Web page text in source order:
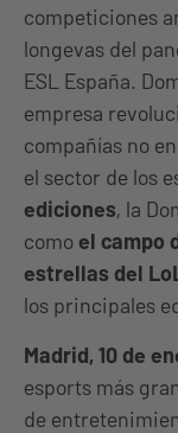
competiciones
longevas del
ESL España.
empresa
compañías no
el sector de los
ediciones, la
comoel campo
estrellas del
los principales
Madrid, 10 de
esports más
de